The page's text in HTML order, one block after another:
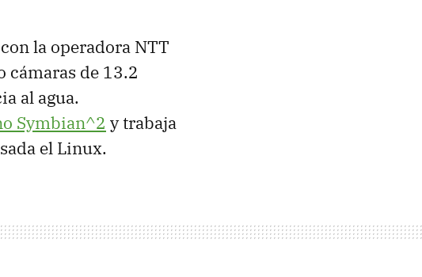
la operadora NTT
cámaras de 13.2
al agua.
Symbian^2 y trabaja
el Linux.